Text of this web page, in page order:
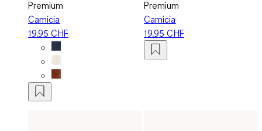
Premium
Camicia
19.95 CHF
Premium
Camicia
19.95 CHF